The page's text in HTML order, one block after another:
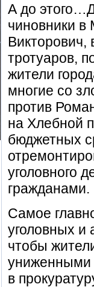
А до
чиновники
Викторович,
тротуаров,
жители
многие со
против
на Хлебной
бюджетных
уголовного
гражданами.
Самое
уголовных и
чтобы
униженными
в